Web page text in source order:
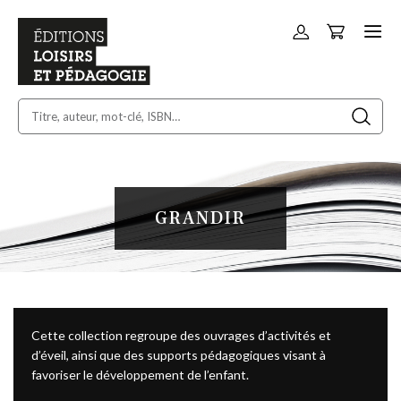
Allez
Panier
GRANDIR
Cette collection regroupe des ouvrages d’activités et
d’éveil, ainsi que des supports pédagogiques visant à
favoriser le développement de l’enfant.